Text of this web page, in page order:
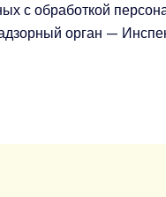
с обработкой
орган —